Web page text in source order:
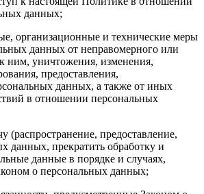
данных;
организационные и технические меры
данных от неправомерного или
ним, уничтожения, изменения,
предоставления,
данных, а также от иных
в отношении персональных
(распространение, предоставление,
данных, прекратить обработку и
данные в порядке и случаях,
о персональных данных;